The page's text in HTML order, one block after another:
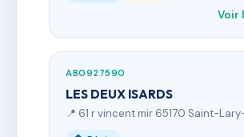
Voir
AB0927590
LES DEUX ISARDS
📍 61 r vincent mir 65170 Saint-